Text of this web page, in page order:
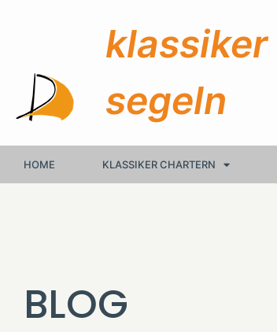
klassiker
segeln
HOME KLASSIKER CHARTERN
BLOG